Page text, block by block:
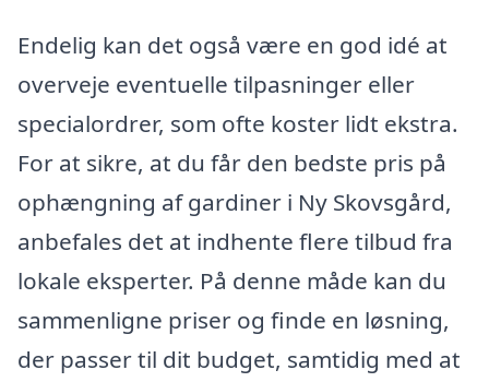
Endelig kan det også være en god idé at
overveje eventuelle tilpasninger eller
specialordrer, som ofte koster lidt ekstra.
For at sikre, at du får den bedste pris på
ophængning af gardiner i Ny Skovsgård,
anbefales det at indhente flere tilbud fra
lokale eksperter. På denne måde kan du
sammenligne priser og finde en løsning,
der passer til dit budget, samtidig med at